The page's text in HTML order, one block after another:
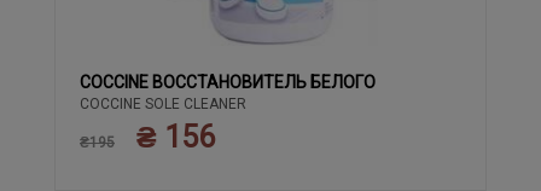
COCCINE ВОССТАНОВИТЕЛЬ БЕЛОГО
COCCINE SOLE CLEANER
₴195 ₴ 156